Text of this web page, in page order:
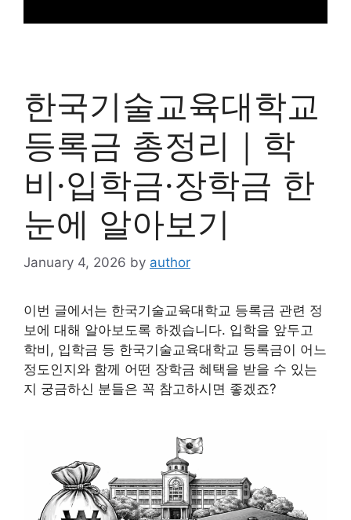
한국기술교육대학교
등록금 총정리｜학
비·입학금·장학금 한
눈에 알아보기
January 4, 2026 by author
이번 글에서는 한국기술교육대학교 등록금 관련 정
보에 대해 알아보도록 하겠습니다. 입학을 앞두고
학비, 입학금 등 한국기술교육대학교 등록금이 어느
정도인지와 함께 어떤 장학금 혜택을 받을 수 있는
지 궁금하신 분들은 꼭 참고하시면 좋겠죠?